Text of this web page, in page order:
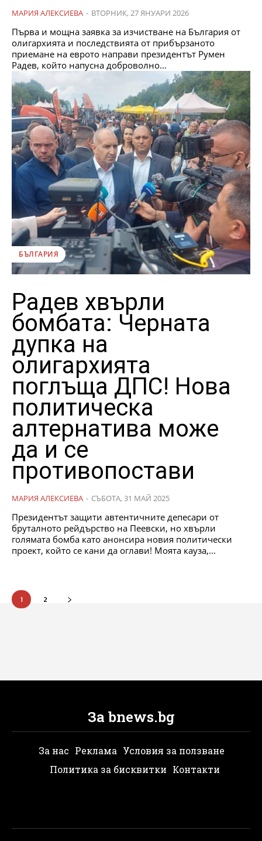
МАРИЯ АЛЕКСИЕВА - ВТОРНИК, 27 ЯНУАРИ 2026
Първа и мощна заявка за изчистване на България от
олигархията и последствията от прибързаното
приемане на еврото направи президентът Румен
Радев, който напусна доброволно...
БЪЛГАРИЯ
Радев хвърли
бомбата: Черната
дупка на
олигархията
поглъща ДПС! Нова
политическа
алтернатива може
да и се
противопостави
МАРИЯ АЛЕКСИЕВА - СЪБОТА, 31 МАЙ 2025
Президентът защити автентичните депесари от
бруталното рейдърство на Пеевски, но хвърли
голямата бомба като анонсира новия политически
проект, който се кани да оглави! Моята кауза,...
1 2
За bnews.bg
За нас Реклама Условия за ползване
Политика за бисквитки Контакти